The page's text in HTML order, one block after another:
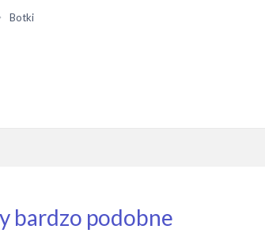
Botki
bardzo podobne